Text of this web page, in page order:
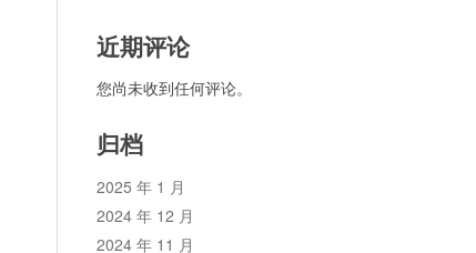
近期评论
您尚未收到任何评论。
归档
2025 年 1 月
2024 年 12 月
2024 年 11 月